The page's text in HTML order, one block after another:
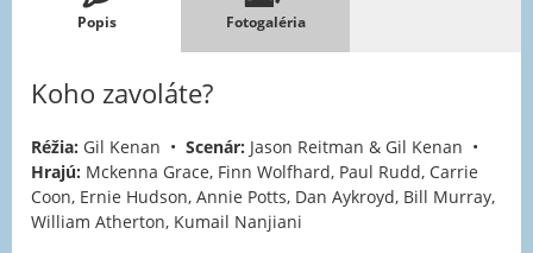
Popis Fotogaléria
Koho zavoláte?
Réžia: Gil Kenan • Scenár: Jason Reitman & Gil Kenan •
Hrajú: Mckenna Grace, Finn Wolfhard, Paul Rudd, Carrie
Coon, Ernie Hudson, Annie Potts, Dan Aykroyd, Bill Murray,
William Atherton, Kumail Nanjiani